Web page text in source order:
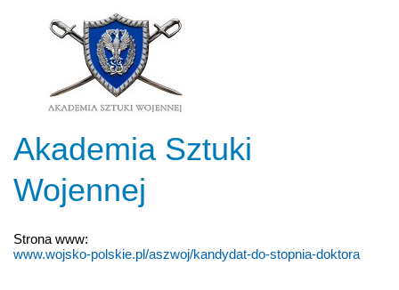
Akademia Sztuki
Wojennej
Strona www:
www.wojsko-polskie.pl/aszwoj/kandydat-do-stopnia-doktora